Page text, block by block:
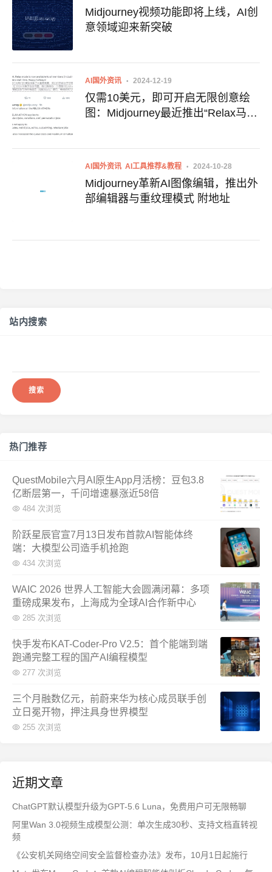
Midjourney视频功能即将上线，AI创
意领域迎来新突破
AI国外资讯 2024-12-19
仅需10美元，即可开启无限创意绘
图：Midjourney最近推出“Relax马拉
AI国外资讯 AI工具推荐&教程 2024-10-28
Midjourney革新AI图像编辑，推出外
部编辑器与重纹理模式 附地址
站内搜索
热门推荐
QuestMobile六月AI原生App月活榜：豆包3.8
亿断层第一，千问增速暴涨近58倍
484 次浏览
阶跃星辰官宣7月13日发布首款AI智能体终
端：大模型公司造手机抢跑
434 次浏览
WAIC 2026 世界人工智能大会圆满闭幕：多项
重磅成果发布，上海成为全球AI合作新中心
285 次浏览
快手发布KAT-Coder-Pro V2.5：首个能端到端
跑通完整工程的国产AI编程模型
277 次浏览
三个月融数亿元，前蔚来华为核心成员联手创
立日冕开物，押注具身世界模型
255 次浏览
近期文章
ChatGPT默认模型升级为GPT-5.6 Luna，免费用户可无限畅聊
阿里Wan 3.0视频生成模型公测：单次生成30秒、支持文档直转视
频
《公安机关网络空间安全监督检查办法》发布，10月1日起施行